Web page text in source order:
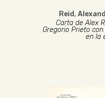
Reid,
Carta de Alex
Gregorio Prieto
en la